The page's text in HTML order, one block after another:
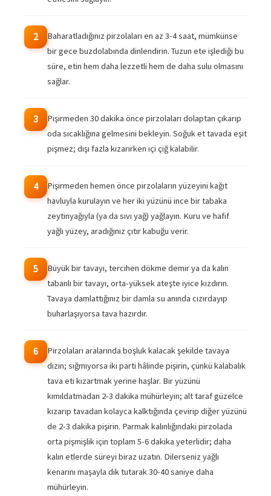
2
Baharatladığınız pirzolaları en az 3-4 saat, mümkünse
bir gece buzdolabında dinlendirin. Tuzun ete işlediği bu
süre, etin hem daha lezzetli hem de daha sulu olmasını
sağlar.
3
Pişirmeden 30 dakika önce pirzolaları dolaptan çıkarıp
oda sıcaklığına gelmesini bekleyin. Soğuk et tavada eşit
pişmez; dışı fazla kızarırken içi çiğ kalabilir.
4
Pişirmeden hemen önce pirzolaların yüzeyini kağıt
havluyla kurulayın ve her iki yüzünü ince bir tabaka
zeytinyağıyla (ya da sıvı yağ) yağlayın. Kuru ve hafif
yağlı yüzey, aradığınız çıtır kabuğu verir.
5
Büyük bir tavayı, tercihen dökme demir ya da kalın
tabanlı bir tavayı, orta-yüksek ateşte iyice kızdırın.
Tavaya damlattığınız bir damla su anında cızırdayıp
buharlaşıyorsa tava hazırdır.
6
Pirzolaları aralarında boşluk kalacak şekilde tavaya
dizin; sığmıyorsa iki parti hâlinde pişirin, çünkü kalabalık
tava eti kızartmak yerine haşlar. Bir yüzünü
kımıldatmadan 2-3 dakika mühürleyin; alt taraf güzelce
kızarıp tavadan kolayca kalktığında çevirip diğer yüzünü
de 2-3 dakika pişirin. Parmak kalınlığındaki pirzolada
orta pişmişlik için toplam 5-6 dakika yeterlidir; daha
kalın etlerde süreyi biraz uzatın. Dilerseniz yağlı
kenarını maşayla dik tutarak 30-40 saniye daha
mühürleyin.